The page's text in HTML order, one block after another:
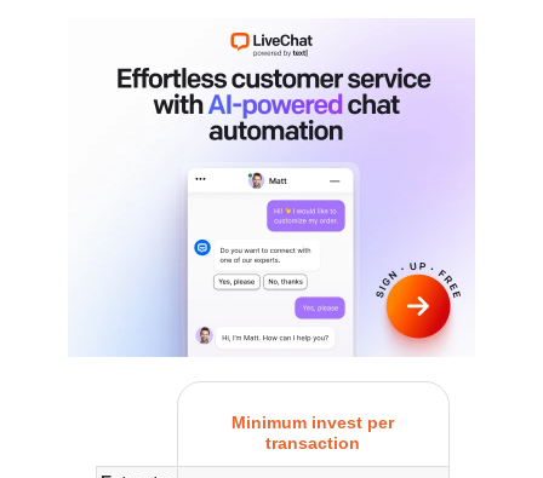
Minimum invest per
transaction